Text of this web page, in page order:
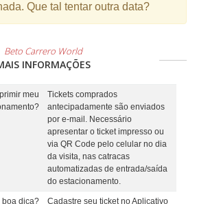
Que tal tentar outra data?
Beto Carrero World
INFORMAÇÕES
meu
Tickets comprados
antecipadamente são enviados
por e-mail. Necessário
apresentar o ticket impresso ou
via QR Code pelo celular no dia
da visita, nas catracas
automatizadas de entrada/saída
do estacionamento.
boa dica?
Cadastre seu ticket no Aplicativo